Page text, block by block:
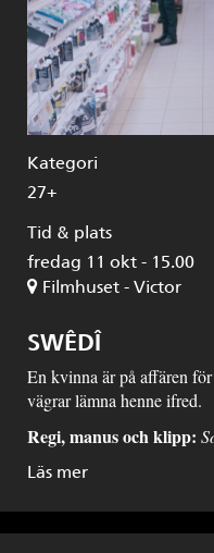
Kategori
27+
Tid & plats
fredag 11 okt - 15.00
Filmhuset - Victor
SWÊDÎ
En kvinna är på affären
vägrar lämna henne ifred.
Regi, manus och klipp:
Läs mer